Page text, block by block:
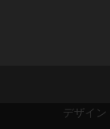
デザイン